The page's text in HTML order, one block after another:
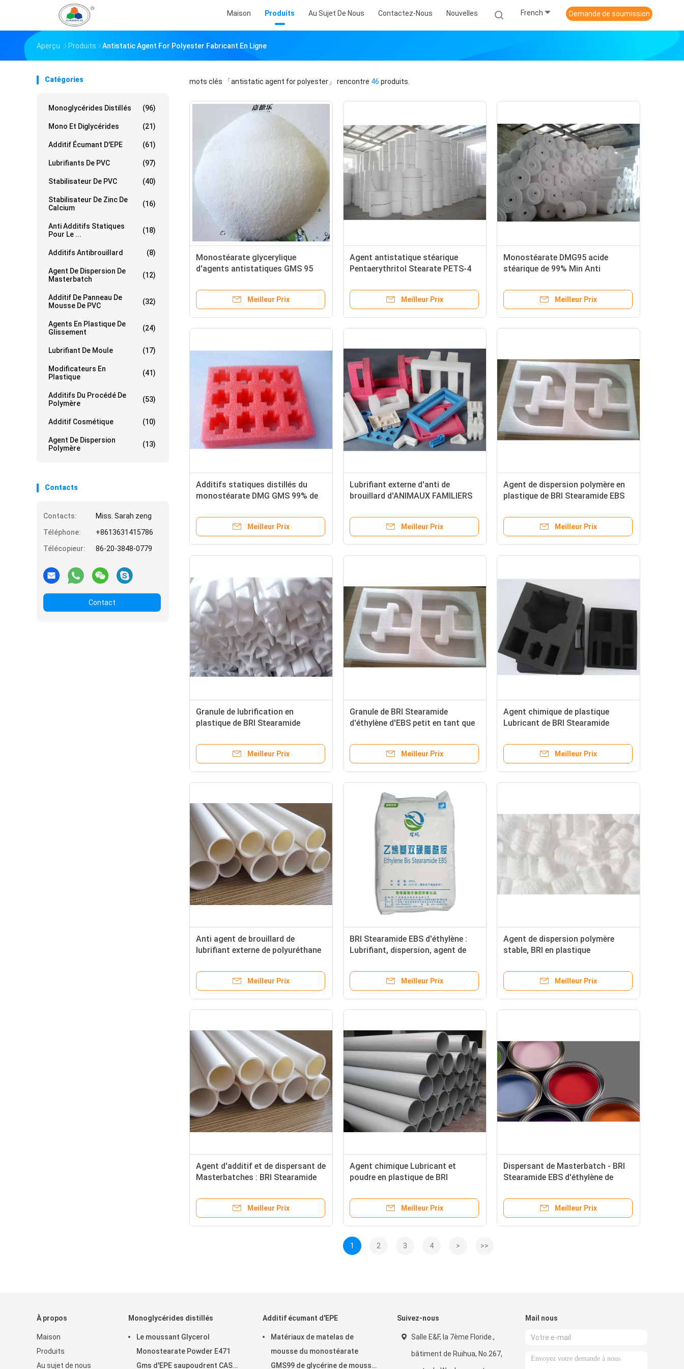
Maison Produits Au Sujet De Nous Contactez-Nous Nouvelles French Demande de soumission
Aperçu Produits Antistatic Agent For Polyester Fabricant En Ligne
Catégories
Monoglycérides Distillés (96)
Mono Et Diglycérides (21)
Additif Écumant D'EPE (61)
Lubrifiants De PVC (97)
Stabilisateur De PVC (40)
Stabilisateur De Zinc De
Calcium
(16)
Anti Additifs Statiques
Pour Le ...
(18)
Additifs Antibrouillard (8)
Agent De Dispersion De
Masterbatch
(12)
Additif De Panneau De
Mousse De PVC
(32)
Agents En Plastique De
Glissement
(24)
Lubrifiant De Moule (17)
Modificateurs En
Plastique
(41)
Additifs Du Procédé De
Polymère
(53)
Additif Cosmétique (10)
Agent De Dispersion
Polymère
(13)
Contacts
Contacts:
Miss. Sarah zeng
Téléphone:
+8613631415786
Télécopieur:
86-20-3848-0779
Contact
mots clés 「antistatic agent for polyester」 rencontre 46 produits.
Monostéarate glycerylique
d'agents antistatiques GMS 95
Meilleur Prix
Agent antistatique stéarique
Pentaerythritol Stearate PETS-4
Meilleur Prix
Monostéarate DMG95 acide
stéarique de 99% Min Anti
Meilleur Prix
Additifs statiques distillés du
monostéarate DMG GMS 99% de
Meilleur Prix
Lubrifiant externe d'anti de
brouillard d'ANIMAUX FAMILIERS
polyuréthane de PVC
Meilleur Prix
Agent de dispersion polymère en
plastique de BRI Stearamide EBS
Meilleur Prix
Granule de lubrification en
plastique de BRI Stearamide
Meilleur Prix
Granule de BRI Stearamide
d'éthylène d'EBS petit en tant que
Meilleur Prix
Agent chimique de plastique
Lubricant de BRI Stearamide
Meilleur Prix
Anti agent de brouillard de
lubrifiant externe de polyuréthane
d'additif en plastique de PVC
Meilleur Prix
BRI Stearamide EBS d'éthylène :
Lubrifiant, dispersion, agent de
plastiques
Meilleur Prix
Agent de dispersion polymère
stable, BRI en plastique
lubrifiant
Meilleur Prix
Agent d'additif et de dispersant de
Masterbatches : BRI Stearamide
Meilleur Prix
Agent chimique Lubricant et
poudre en plastique de BRI
dispersant
Meilleur Prix
Dispersant de Masterbatch - BRI
Stearamide EBS d'éthylène de
Meilleur Prix
1 2 3 4 > >>
À propos
Maison
Produits
Au sujet de nous
Monoglycérides distillés
Le moussant Glycerol
Monostearate Powder E471
Gms d'EPE saupoudrent CAS
Additif écumant d'EPE
Matériaux de matelas de
mousse du monostéarate
GMS99 de glycérine de mousse
Suivez-nous
Salle E&F, la 7ème Floride.,
bâtiment de Ruihua, No.267,
Mail nous